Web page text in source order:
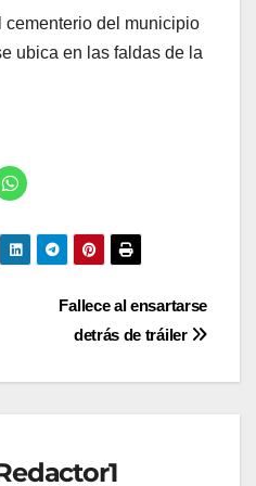
del municipio
ubica en las faldas de la
Fallece al ensartarse
detrás de tráiler